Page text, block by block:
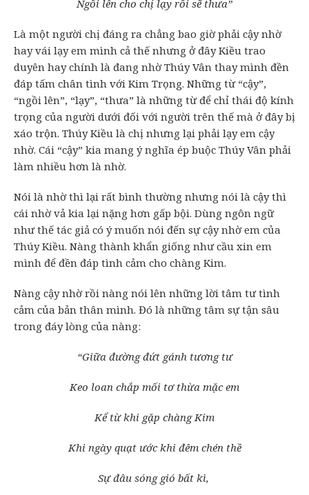
Ngồi lên cho chị lạy rồi sẽ thưa”
Là một người chị đáng ra chẳng bao giờ phải cậy nhờ
hay vái lạy em mình cả thế nhưng ở đây Kiều trao
duyên hay chính là đang nhờ Thúy Vân thay mình đền
đáp tấm chân tình với Kim Trọng. Những từ “cậy”,
“ngồi lên”, “lạy”, “thưa” là những từ để chỉ thái độ kính
trọng của người dưới đối với người trên thế mà ở đây bị
xáo trộn. Thúy Kiều là chị nhưng lại phải lạy em cậy
nhờ. Cái “cậy” kia mang ý nghĩa ép buộc Thúy Vân phải
làm nhiều hơn là nhờ.
Nói là nhờ thì lại rất bình thường nhưng nói là cậy thì
cái nhờ vả kia lại nặng hơn gấp bội. Dùng ngôn ngữ
như thế tác giả có ý muốn nói đến sự cậy nhờ em của
Thúy Kiều. Nàng thành khẩn giống như cầu xin em
mình để đền đáp tình cảm cho chàng Kim.
Nàng cậy nhờ rồi nàng nói lên những lời tâm tư tình
cảm của bản thân mình. Đó là những tâm sự tận sâu
trong đáy lòng của nàng:
“Giữa đường đứt gánh tương tư
Keo loan chắp mối tơ thừa mặc em
Kể từ khi gặp chàng Kim
Khi ngày quạt ước khi đêm chén thề
Sự đâu sóng gió bất kì,